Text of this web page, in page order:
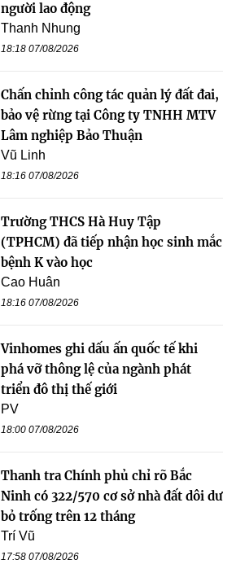
người lao động
Thanh Nhung
18:18 07/08/2026
Chấn chỉnh công tác quản lý đất đai,
bảo vệ rừng tại Công ty TNHH MTV
Lâm nghiệp Bảo Thuận
Vũ Linh
18:16 07/08/2026
Trường THCS Hà Huy Tập
(TPHCM) đã tiếp nhận học sinh mắc
bệnh K vào học
Cao Huân
18:16 07/08/2026
Vinhomes ghi dấu ấn quốc tế khi
phá vỡ thông lệ của ngành phát
triển đô thị thế giới
PV
18:00 07/08/2026
Thanh tra Chính phủ chỉ rõ Bắc
Ninh có 322/570 cơ sở nhà đất dôi dư
bỏ trống trên 12 tháng
Trí Vũ
17:58 07/08/2026